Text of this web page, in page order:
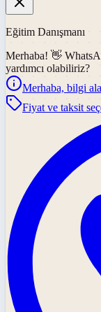
Eğitim Danışmanı
Merhaba! 👋
yardımcı olabiliriz?
Merhaba, bilgi
Fiyat ve taksit